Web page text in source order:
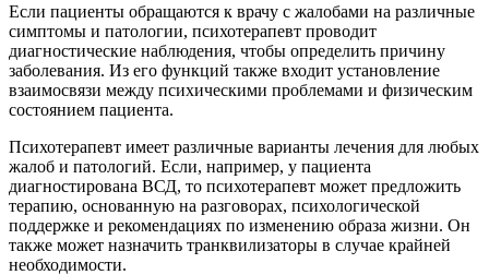
Если пациенты обращаются к врачу с жалобами на различные
симптомы и патологии, психотерапевт проводит
диагностические наблюдения, чтобы определить причину
заболевания. Из его функций также входит установление
взаимосвязи между психическими проблемами и физическим
состоянием пациента.
Психотерапевт имеет различные варианты лечения для любых
жалоб и патологий. Если, например, у пациента
диагностирована ВСД, то психотерапевт может предложить
терапию, основанную на разговорах, психологической
поддержке и рекомендациях по изменению образа жизни. Он
также может назначить транквилизаторы в случае крайней
необходимости.